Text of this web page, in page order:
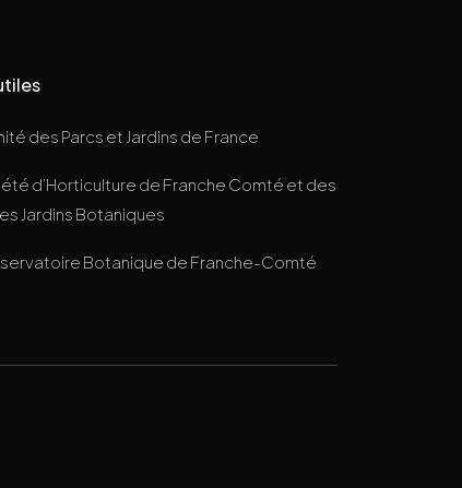
des Parcs et Jardins de France
d’Horticulture de Franche Comté et des
Jardins Botaniques
Botanique de Franche-Comté